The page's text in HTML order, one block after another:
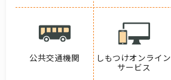
公共交通機関
しもつけオンライン
サービス